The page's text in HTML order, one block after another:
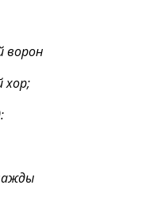
ворон
хор;